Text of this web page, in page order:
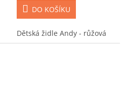
DO KOŠÍKU
Dětská židle Andy - růžová